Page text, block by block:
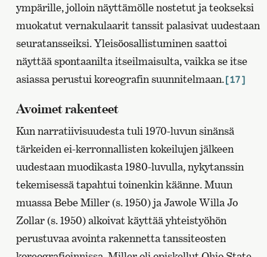
ympärille, jolloin näyttämölle nostetut ja teokseksi
muokatut vernakulaarit tanssit palasivat uudestaan
seuratansseiksi. Yleisöosallistuminen saattoi
näyttää spontaanilta itseilmaisulta, vaikka se itse
asiassa perustui koreografin suunnitelmaan.[17]
Avoimet rakenteet
Kun narratiivisuudesta tuli 1970-luvun sinänsä
tärkeiden ei-kerronnallisten kokeilujen jälkeen
uudestaan muodikasta 1980-luvulla, nykytanssin
tekemisessä tapahtui toinenkin käänne. Muun
muassa Bebe Miller (s. 1950) ja Jawole Willa Jo
Zollar (s. 1950) alkoivat käyttää yhteistyöhön
perustuvaa avointa rakennetta tanssiteosten